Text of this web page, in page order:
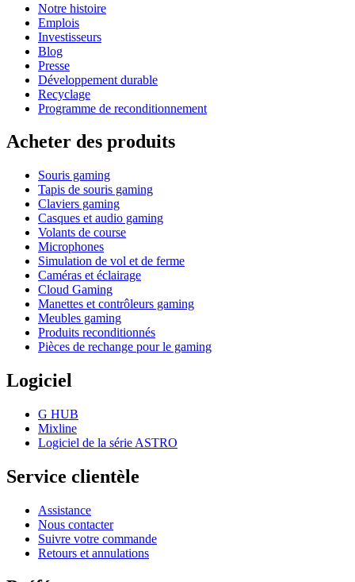
Notre histoire
Emplois
Investisseurs
Blog
Presse
Développement durable
Recyclage
Programme de reconditionnement
Acheter des produits
Souris gaming
Tapis de souris gaming
Claviers gaming
Casques et audio gaming
Volants de course
Microphones
Simulation de vol et de ferme
Caméras et éclairage
Cloud Gaming
Manettes et contrôleurs gaming
Meubles gaming
Produits reconditionnés
Pièces de rechange pour le gaming
Logiciel
G HUB
Mixline
Logiciel de la série ASTRO
Service clientèle
Assistance
Nous contacter
Suivre votre commande
Retours et annulations